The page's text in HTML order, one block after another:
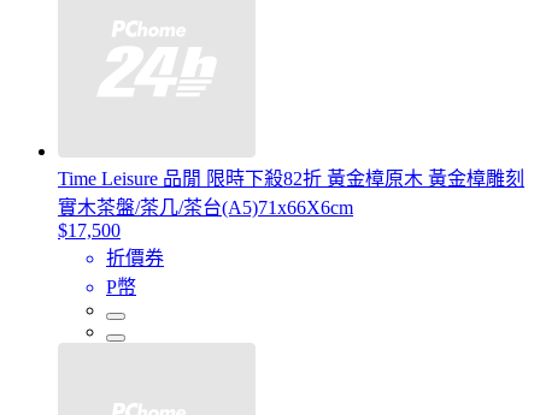
Time Leisure 品閒 限時下殺82折 黃金樟原木 黃金樟雕刻
實木茶盤/茶几/茶台(A5)71x66X6cm
$17,500
折價券
P幣